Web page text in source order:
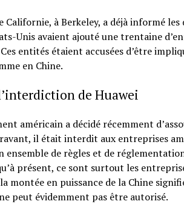
Californie, à Berkeley, a déjà informé
Unis avaient ajouté une trentaine
entités étaient accusées d’être
en Chine.
de Huawei
américain a décidé récemment
il était interdit aux entreprises
ensemble de règles et de
présent, ce sont surtout les
montée en puissance de la Chine
peut évidemment pas être autorisé.